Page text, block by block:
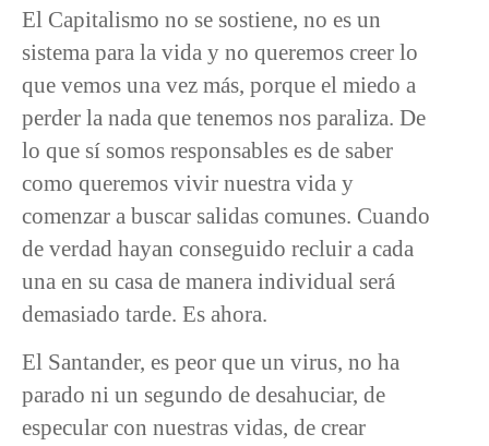
El Capitalismo no se sostiene, no es un
sistema para la vida y no queremos creer lo
que vemos una vez más, porque el miedo a
perder la nada que tenemos nos paraliza. De
lo que sí somos responsables es de saber
como queremos vivir nuestra vida y
comenzar a buscar salidas comunes. Cuando
de verdad hayan conseguido recluir a cada
una en su casa de manera individual será
demasiado tarde. Es ahora.
El Santander, es peor que un virus, no ha
parado ni un segundo de desahuciar, de
especular con nuestras vidas, de crear